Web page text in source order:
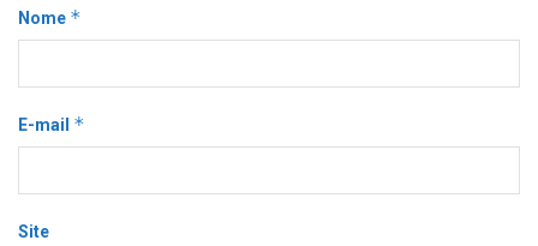
Nome *
E-mail *
Site